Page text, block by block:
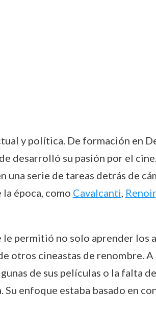
y política. De formación en
desarrolló su pasión por el
serie de tareas detrás de
época, como Cavalcanti Renoir
permitió no solo aprender los
otros cineastas de renombre.
de sus películas o la falta
enfoque estaba basado en